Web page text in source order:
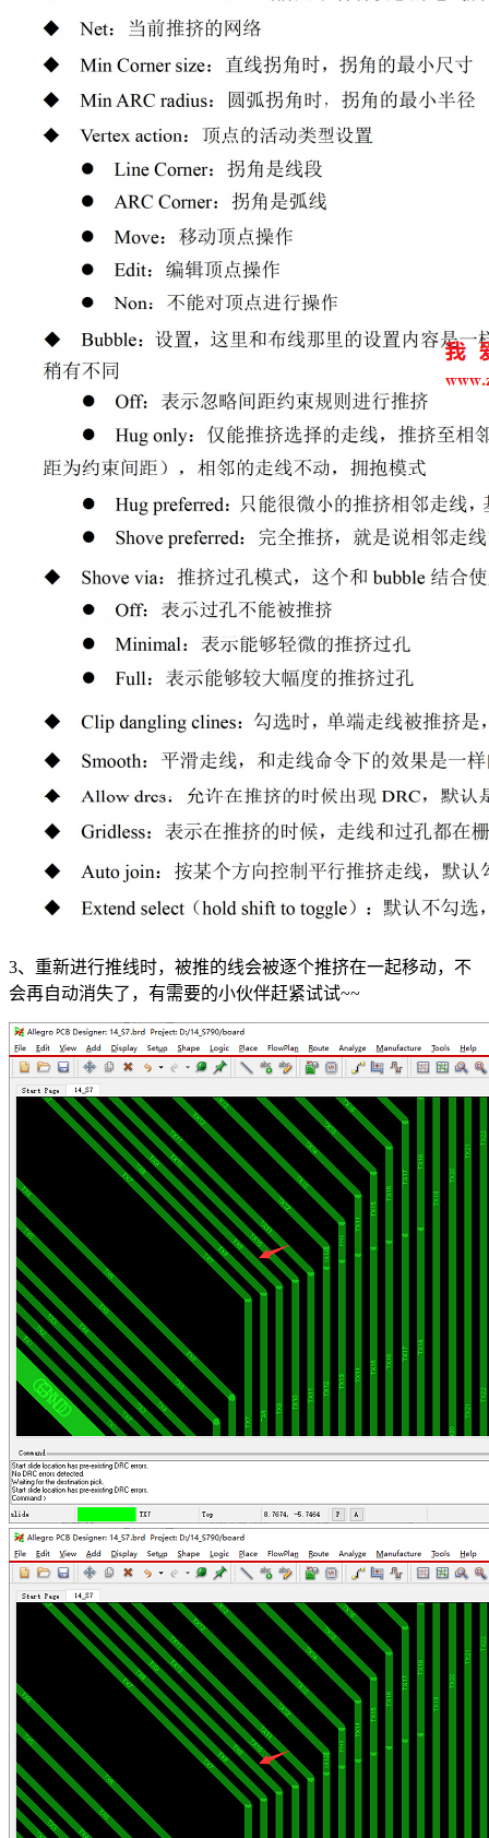
3、重新进行推线时，被推的线会被逐个推挤在一起移动，不
会再自动消失了，有需要的小伙伴赶紧试试~~